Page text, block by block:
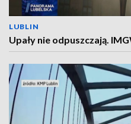
LUBLIN
Upały nie odpuszczają.